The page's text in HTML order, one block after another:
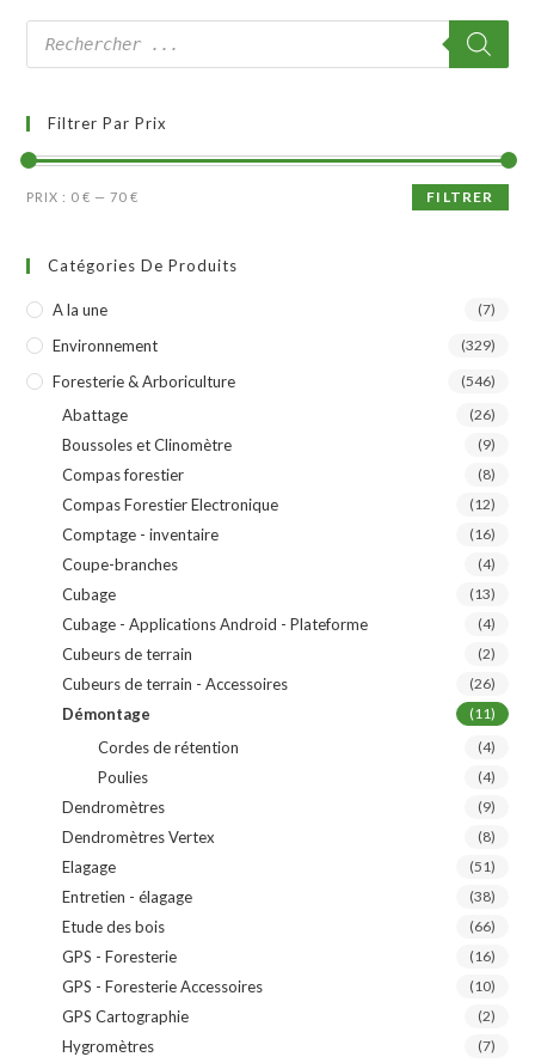
Filtrer Par Prix
FILTRER
PRIX : 0 € —70 €
Catégories De Produits
A la une (7)
Environnement (329)
Foresterie & Arboriculture (546)
Abattage (26)
Boussoles et Clinomètre (9)
Compas forestier (8)
Compas Forestier Electronique (12)
Comptage - inventaire (16)
Coupe-branches (4)
Cubage (13)
Cubage - Applications Android - Plateforme (4)
Cubeurs de terrain (2)
Cubeurs de terrain - Accessoires (26)
Démontage (11)
Cordes de rétention (4)
Poulies (4)
Dendromètres (9)
Dendromètres Vertex (8)
Elagage (51)
Entretien - élagage (38)
Etude des bois (66)
GPS - Foresterie (16)
GPS - Foresterie Accessoires (10)
GPS Cartographie (2)
Hygromètres (7)